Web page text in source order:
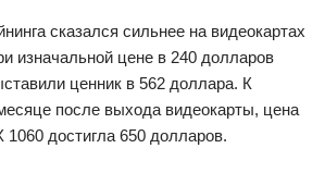
сказался сильнее на видеокартах
изначальной цене в 240 долларов
ценник в 562 доллара. К
после выхода видеокарты, цена
1060 достигла 650 долларов.